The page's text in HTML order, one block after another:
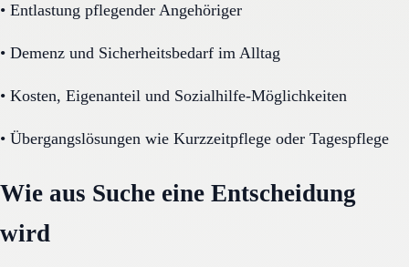
• Entlastung pflegender Angehöriger
• Demenz und Sicherheitsbedarf im Alltag
• Kosten, Eigenanteil und Sozialhilfe-Möglichkeiten
• Übergangslösungen wie Kurzzeitpflege oder Tagespflege
Wie aus Suche eine Entscheidung
wird